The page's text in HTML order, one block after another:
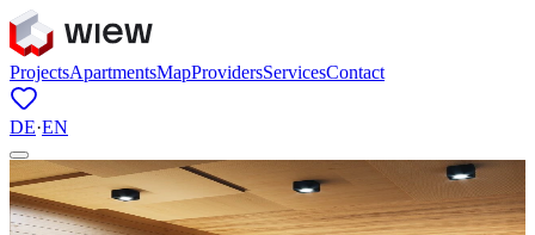
ProjectsApartmentsMapProvidersServicesContact
DE·EN